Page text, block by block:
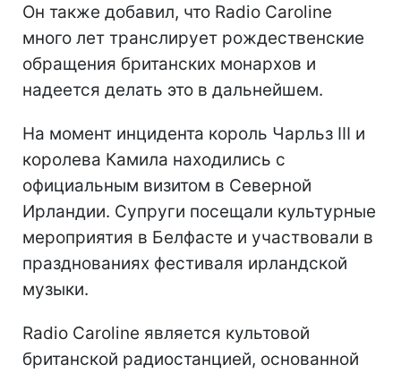
Он также добавил, что Radio Caroline
много лет транслирует рождественские
обращения британских монархов и
надеется делать это в дальнейшем.
На момент инцидента король Чарльз III и
королева Камила находились с
официальным визитом в Северной
Ирландии. Супруги посещали культурные
мероприятия в Белфасте и участвовали в
празднованиях фестиваля ирландской
музыки.
Radio Caroline является культовой
британской радиостанцией, основанной